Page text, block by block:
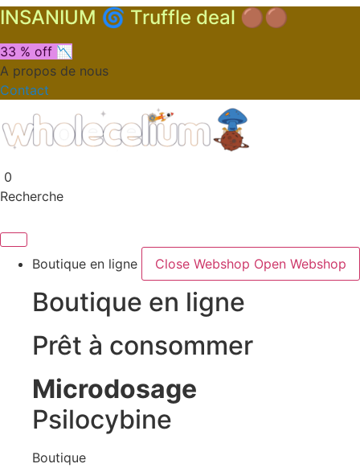
INSANIUM 🌀 Truffle deal 🟤🟤
33 % off 📉
A propos de nous
Contact
0
Recherche
Boutique en ligne Close Webshop Open Webshop
Boutique en ligne
Prêt à consommer
Microdosage
Psilocybine
Boutique